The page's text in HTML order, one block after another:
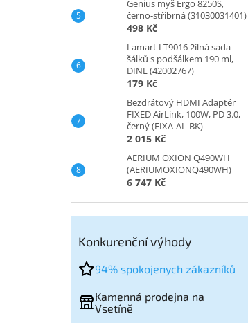
Genius myš Ergo 8250S,
černo-stříbrná (31030031401)
498 Kč
Lamart LT9016 2ílná sada
šálků s podšálkem 190 ml,
DINE (42002767)
179 Kč
Bezdrátový HDMI Adaptér
FIXED AirLink, 100W, PD 3.0,
černý (FIXA-AL-BK)
2 015 Kč
AERIUM OXION Q490WH
(AERIUMOXIONQ490WH)
6 747 Kč
Konkurenční výhody
94% spokojenych zákazníků
Kamenná prodejna na
Vsetíně